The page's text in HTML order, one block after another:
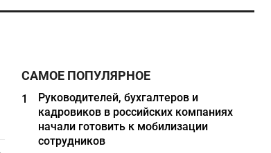
САМОЕ ПОПУЛЯРНОЕ
1
Руководителей, бухгалтеров и
кадровиков в российских компаниях
начали готовить к мобилизации
сотрудников